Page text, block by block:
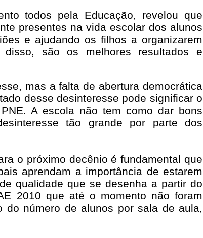
todos pela Educação, revelou que
presentes na vida escolar dos alunos
e ajudando os filhos a organizarem
são os melhores resultados e
mas a falta de abertura democrática
desse desinteresse pode significar o
A escola não tem como dar bons
tão grande por parte dos
o próximo decênio é fundamental que
aprendam a importância de estarem
qualidade que se desenha a partir do
2010 que até o momento não foram
do número de alunos por sala de aula,